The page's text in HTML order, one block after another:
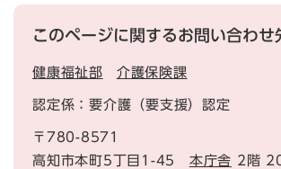
このページに関するお問い合わせ
健康福祉部 介護保険課
認定係：要介護（要支援）認定
〒780-8571
高知市本町5丁目1-45 本庁舎 2階